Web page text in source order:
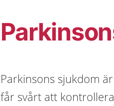
Parkinsons sjukdom
får svårt att